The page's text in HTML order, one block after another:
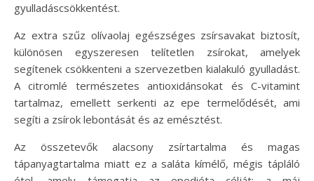
gyulladáscsökkentést.
Az extra szűz olívaolaj egészséges zsírsavakat biztosít,
különösen egyszeresen telítetlen zsírokat, amelyek
segítenek csökkenteni a szervezetben kialakuló gyulladást.
A citromlé természetes antioxidánsokat és C-vitamint
tartalmaz, emellett serkenti az epe termelődését, ami
segíti a zsírok lebontását és az emésztést.
Az összetevők alacsony zsírtartalma és magas
tápanyagtartalma miatt ez a saláta kímélő, mégis tápláló